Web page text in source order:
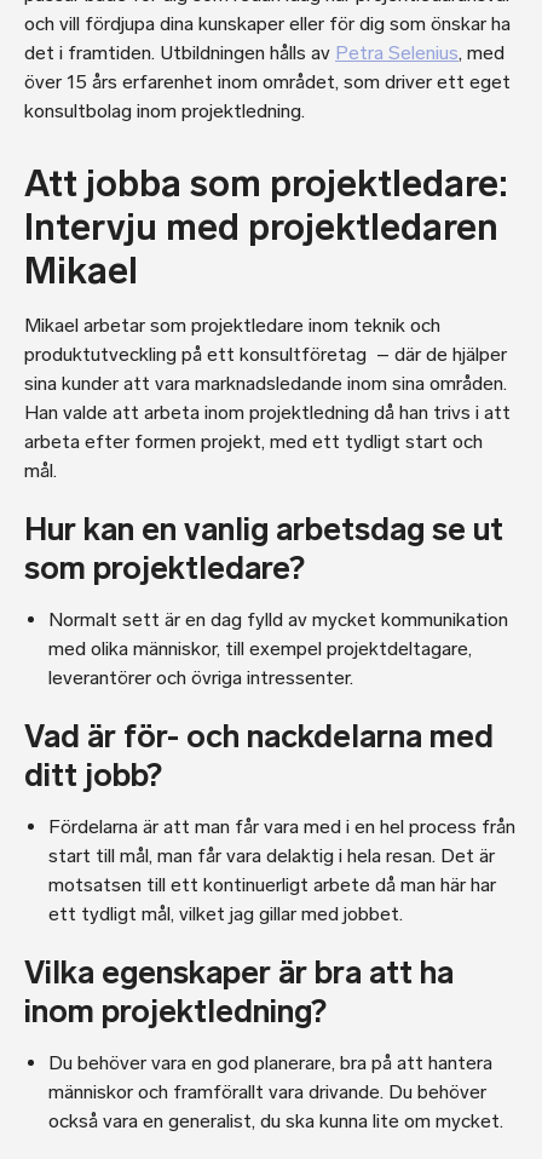
och vill fördjupa dina kunskaper eller för dig som önskar ha
det i framtiden. Utbildningen hålls av Petra Selenius, med
över 15 års erfarenhet inom området, som driver ett eget
konsultbolag inom projektledning.
Att jobba som projektledare:
Intervju med projektledaren
Mikael
Mikael arbetar som projektledare inom teknik och
produktutveckling på ett konsultföretag – där de hjälper
sina kunder att vara marknadsledande inom sina områden.
Han valde att arbeta inom projektledning då han trivs i att
arbeta efter formen projekt, med ett tydligt start och
mål.
Hur kan en vanlig arbetsdag se ut
som projektledare?
Normalt sett är en dag fylld av mycket kommunikation
med olika människor, till exempel projektdeltagare,
leverantörer och övriga intressenter.
Vad är för- och nackdelarna med
ditt jobb?
Fördelarna är att man får vara med i en hel process från
start till mål, man får vara delaktig i hela resan. Det är
motsatsen till ett kontinuerligt arbete då man här har
ett tydligt mål, vilket jag gillar med jobbet.
Vilka egenskaper är bra att ha
inom projektledning?
Du behöver vara en god planerare, bra på att hantera
människor och framförallt vara drivande. Du behöver
också vara en generalist, du ska kunna lite om mycket.